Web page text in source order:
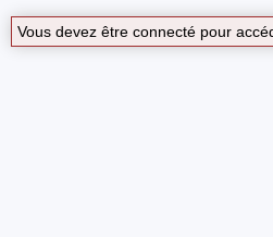
Vous devez être connecté pour